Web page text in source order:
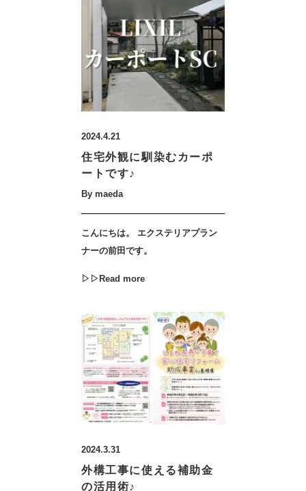
2024.4.21
住宅外観に馴染むカーポ
ートです♪
By maeda
こんにちは。 エクステリアプラン
ナーの前田です。
▷▷Read more
2024.3.31
外構工事に使える補助金
の活用術♪